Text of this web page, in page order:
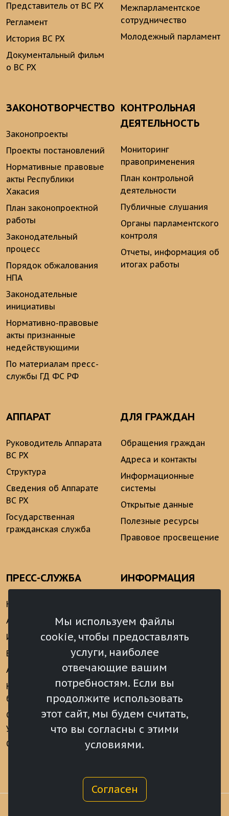
Мы используем файлы
cookie, чтобы предоставлять
услуги, наиболее
отвечающие вашим
потребностям. Если вы
продолжите использовать
этот сайт, мы будем считать,
что вы согласны с этими
условиями.
Согласен
Представитель от ВС РХ
Регламент
История ВС РХ
Документальный фильм
о ВС РХ
Межпарламентское
сотрудничество
Молодежный парламент
ЗАКОНОТВОРЧЕСТВО
Законопроекты
Проекты постановлений
Нормативные правовые
акты Республики
Хакасия
План законопроектной
работы
Законодательный
процесс
Порядок обжалования
НПА
Законодательные
инициативы
Нормативно-правовые
акты признанные
недействующими
По материалам пресс-
службы ГД ФС РФ
КОНТРОЛЬНАЯ
ДЕЯТЕЛЬНОСТЬ
Мониторинг
правоприменения
План контрольной
деятельности
Публичные слушания
Органы парламентского
контроля
Отчеты, информация об
итогах работы
АППАРАТ
Руководитель Аппарата
ВС РХ
Структура
Сведения об Аппарате
ВС РХ
Государственная
гражданская служба
ДЛЯ ГРАЖДАН
Обращения граждан
Адреса и контакты
Информационные
системы
Открытые данные
Полезные ресурсы
Правовое просвещение
ПРЕСС-СЛУЖБА
Новости
Анонсы
Интервью
Видеоматериалы
Аккредитация
Конкурс «Хрустальный
барс»
Сведения о СМИ
учрежденных ВС РХ
Опросы и голосования
ИНФОРМАЦИЯ
аналитические
материалы
Реализация Послания
Президента РФ
Федеральному
Собранию РФ
Местное
самоуправление
Финансы
Награды